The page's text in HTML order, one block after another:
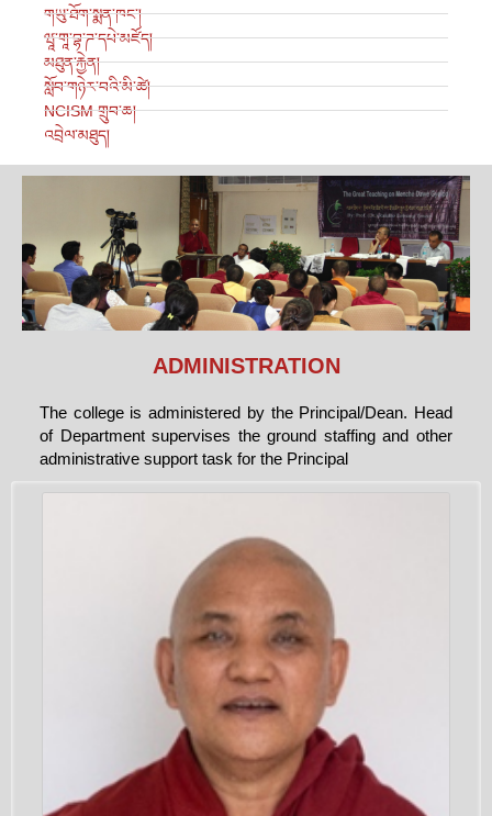
གཡུ་ཐོག་སྨན་ཁང་།
ཝཱ་གཱ་བྷ་ཌ་དཔེ་མཛོད།
མཐུན་རྐྱེན།
སློབ་གཉེར་བའི་མི་ཚེ།
NCISM གྲུབ་ཆ།
འབྲེལ་མཐུད།
ADMINISTRATION
The college is administered by the Principal/Dean. Head
of Department supervises the ground staffing and other
administrative support task for the Principal